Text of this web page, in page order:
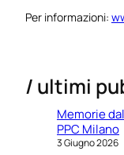
Per informazioni:
/ ultimi
Memorie
PPC Milano
3 Giugno 2026